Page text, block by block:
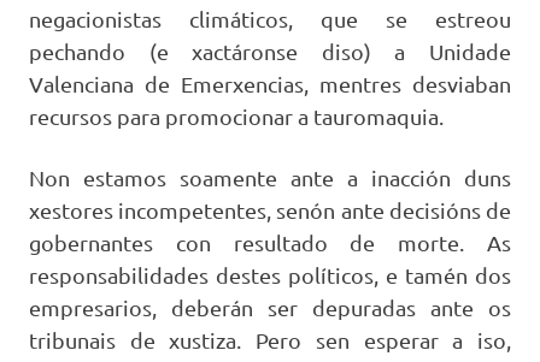
negacionistas climáticos, que se estreou
pechando (e xactáronse diso) a Unidade
Valenciana de Emerxencias, mentres desviaban
recursos para promocionar a tauromaquia.
Non estamos soamente ante a inacción duns
xestores incompetentes, senón ante decisións de
gobernantes con resultado de morte. As
responsabilidades destes políticos, e tamén dos
empresarios, deberán ser depuradas ante os
tribunais de xustiza. Pero sen esperar a iso,